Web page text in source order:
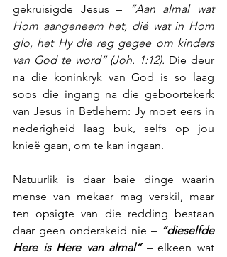
gekruisigde Jesus –
“Aan almal wat
Hom aangeneem het, dié wat in Hom
glo, het Hy die reg gegee om kinders
van God te word” (Joh. 1:12). Die deur
na die koninkryk van God is so laag
soos die ingang na die geboortekerk
van Jesus in Betlehem: Jy moet eers in
nederigheid laag buk, selfs op jou
knieë gaan, om te kan ingaan.
Natuurlik is daar baie dinge waarin
mense van mekaar mag verskil, maar
ten opsigte van die redding bestaan
daar geen onderskeid nie – “dieselfde
Here is Here van almal” – elkeen wat